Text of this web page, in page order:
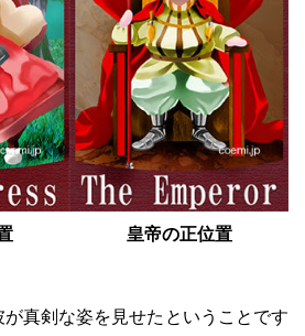
皇帝の正位置
真剣な姿を見せたということです